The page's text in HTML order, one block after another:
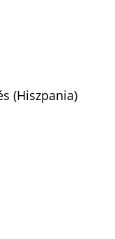
(Hiszpania)